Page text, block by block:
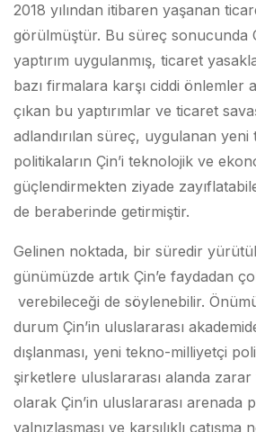
2018 yılından itibaren yaşanan
görülmüştür. Bu süreç sonucunda
yaptırım uygulanmış, ticaret
bazı firmalara karşı ciddi önlemler
çıkan bu yaptırımlar ve ticaret
adlandırılan süreç, uygulanan yeni
politikaların Çin’i teknolojik ve
güçlendirmekten ziyade
de beraberinde getirmiştir.
Gelinen noktada, bir süredir
günümüzde artık Çin’e faydadan
verebileceği de söylenebilir.
durum Çin’in uluslararası
dışlanması, yeni tekno-milliyetçi
şirketlere uluslararası alanda
olarak Çin’in uluslararası arenada
yalnızlaşması ve karşılıklı çatışma